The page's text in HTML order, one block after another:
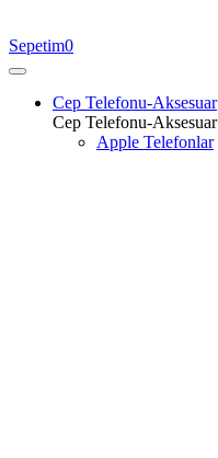
Sepetim0
Cep Telefonu-Aksesuar
Cep Telefonu-Aksesuar
Apple Telefonlar